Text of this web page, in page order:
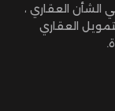
العقاري ،
العقاري